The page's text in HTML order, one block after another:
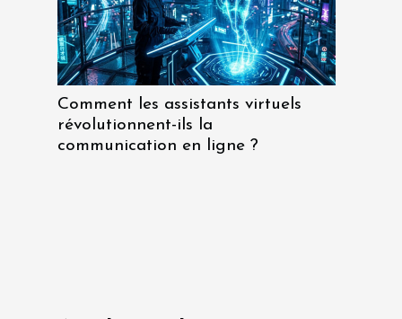
Comment les assistants virtuels
révolutionnent-ils la
communication en ligne ?